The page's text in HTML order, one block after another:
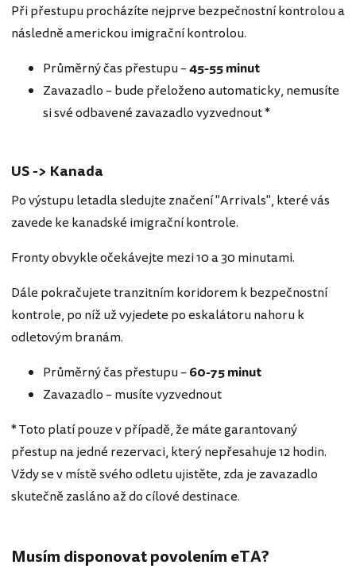
Při přestupu procházíte nejprve bezpečnostní kontrolou a
následně americkou imigrační kontrolou.
Průměrný čas přestupu –45-55minut
Zavazadlo – bude přeloženo automaticky, nemusíte
si své odbavené zavazadlo vyzvednout *
US -> Kanada
Po výstupu letadla sledujte značení "Arrivals", které vás
zavede ke kanadské imigrační kontrole.
Fronty obvykle očekávejte mezi 10 a 30 minutami.
Dále pokračujete tranzitním koridorem k bezpečnostní
kontrole, po níž už vyjedete po eskalátoru nahoru k
odletovým branám.
Průměrný čas přestupu –60-75 minut
Zavazadlo – musíte vyzvednout
* Toto platí pouze v případě, že máte garantovaný
přestup na jedné rezervaci, který nepřesahuje 12 hodin.
Vždy se v místě svého odletu ujistěte, zda je zavazadlo
skutečně zasláno až do cílové destinace.
Musím disponovat povolením eTA?